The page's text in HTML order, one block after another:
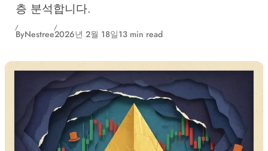
층 분석합니다.
ByNestree2026년 2월 18일13 min read